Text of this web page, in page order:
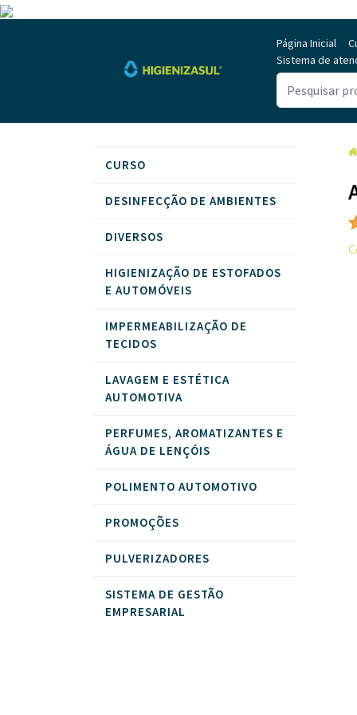
Página Inicial
Sistema de
CURSO
DESINFECÇÃO DE AMBIENTES
DIVERSOS
HIGIENIZAÇÃO DE ESTOFADOS
E AUTOMÓVEIS
IMPERMEABILIZAÇÃO DE
TECIDOS
LAVAGEM E ESTÉTICA
AUTOMOTIVA
PERFUMES, AROMATIZANTES E
ÁGUA DE LENÇÓIS
POLIMENTO AUTOMOTIVO
PROMOÇÕES
PULVERIZADORES
SISTEMA DE GESTÃO
EMPRESARIAL